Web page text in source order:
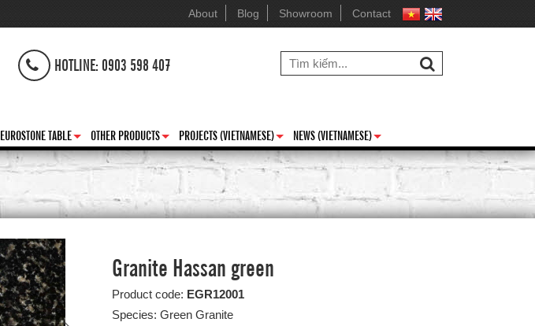
About Blog Showroom Contact
HOTLINE: 0903 598 407
+
EUROSTONE TABLE
+
OTHER PRODUCTS
+
PROJECTS (VIETNAMESE)
+
NEWS (VIETNAMESE)
Granite Hassan green
Product code: EGR12001
Species: Green Granite